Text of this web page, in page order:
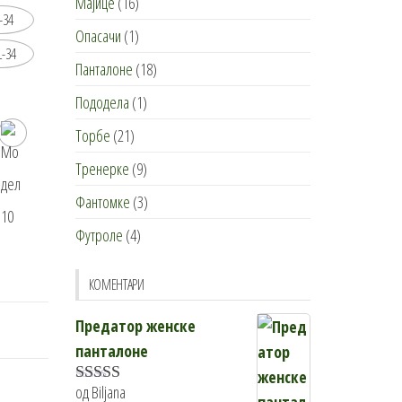
34
34
Опасачи (1)
Панталоне (18)
Пододела (1)
Торбе (21)
Тренерке (9)
Фантомке (3)
Футроле (4)
КОМЕНТАРИ
Предатор женске
панталоне
Оцењено са
од Biljana